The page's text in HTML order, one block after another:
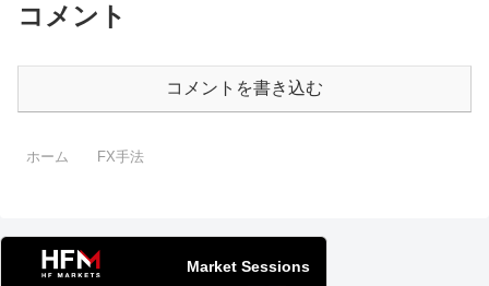
コメント
コメントを書き込む
ホーム FX手法
Market Sessions